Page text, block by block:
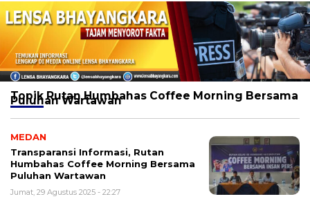
Topik Rutan Humbahas Coffee Morning Bersama
Puluhan Wartawan
MEDAN
Transparansi Informasi, Rutan
Humbahas Coffee Morning Bersama
Puluhan Wartawan
Jumat, 29 Agustus 2025 - 22:27